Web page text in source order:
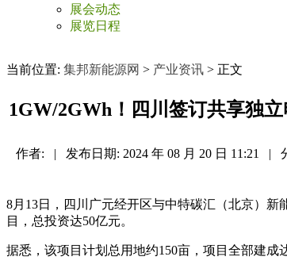
展会动态
展览日程
当前位置: 集邦新能源网 > 产业资讯 > 正文
1GW/2GWh！四川签订共享独
作者: | 发布日期: 2024 年 08 月 20 日 11:21 |
8月13日，四川广元经开区与中特碳汇（北京）
目，总投资达50亿元。
据悉，该项目计划总用地约150亩，项目全部建成